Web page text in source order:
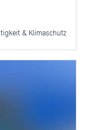
& Klimaschutz